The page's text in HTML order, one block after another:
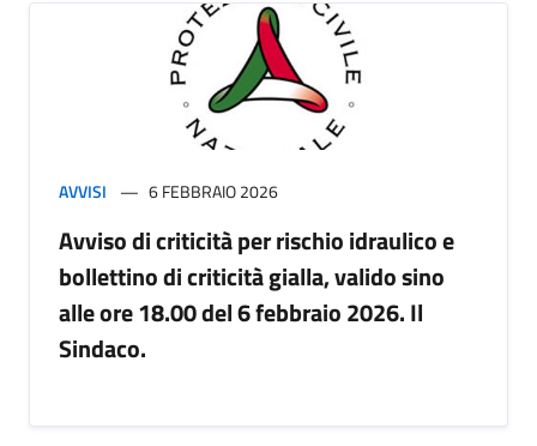
AVVISI 6 FEBBRAIO 2026
Avviso di criticità per rischio idraulico e
bollettino di criticità gialla, valido sino
alle ore 18.00 del 6 febbraio 2026. Il
Sindaco.